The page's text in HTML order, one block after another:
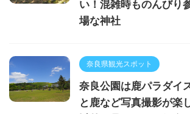
い！混雑時ものんびり
場な神社
奈良県観光スポット
奈良公園は鹿パラダイ
と鹿など写真撮影が楽